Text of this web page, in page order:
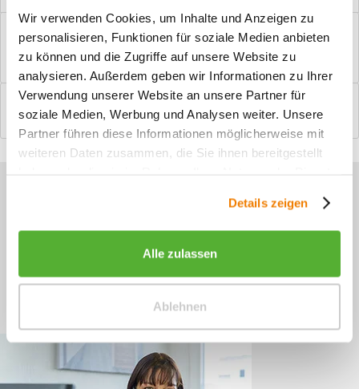
Wir verwenden Cookies, um Inhalte und Anzeigen zu
personalisieren, Funktionen für soziale Medien anbieten
zu können und die Zugriffe auf unsere Website zu
analysieren. Außerdem geben wir Informationen zu Ihrer
Verwendung unserer Website an unsere Partner für
soziale Medien, Werbung und Analysen weiter. Unsere
Partner führen diese Informationen möglicherweise mit
weiteren Daten zusammen, die Sie ihnen bereitgestellt
Details zeigen
Alle zulassen
Ablehnen
Windfangelemente online am Bildschirm konfigurieren und
einbaufertig bestellen. In wenigen...
Bewertungen
0
Bewertungen lesen, schreiben und diskutieren...mehr
Sie haben Fragen zu unseren
+49 (0)4244 965 34 04
Mo - Do, 09:00 - 16:00 Uhr
und Fr, 09:00 - 13:00 Uhr